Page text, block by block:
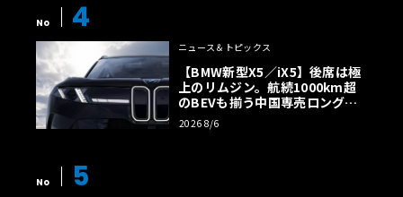
No 4
ニュース＆トピックス
【BMW新型X5／iX5】後席は極
上のリムジン。航続1000km超
のBEVも揃う中国専売ロング仕
様の全貌
2026 8/6
No 5